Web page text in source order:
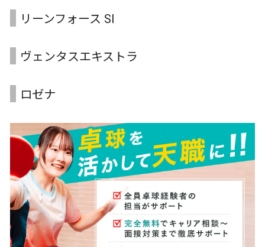
リーンフォース SI
ヴェンタスエキストラ
ロゼナ